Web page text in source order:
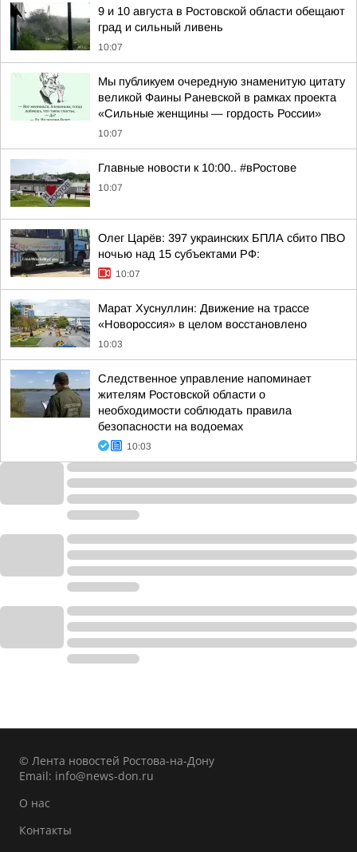
9 и 10 августа в Ростовской области обещают
град и сильный ливень
10:07
Мы публикуем очередную знаменитую цитату
великой Фаины Раневской в рамках проекта
«Сильные женщины — гордость России»
10:07
Главные новости к 10:00.. #вРостове
10:07
Олег Царёв: 397 украинских БПЛА сбито ПВО
ночью над 15 субъектами РФ:
10:07
Марат Хуснуллин: Движение на трассе
«Новороссия» в целом восстановлено
10:03
Следственное управление напоминает
жителям Ростовской области о
необходимости соблюдать правила
безопасности на водоемах
10:03
© Лента новостей Ростова-на-Дону
Email: info@news-don.ru
О нас
Контакты